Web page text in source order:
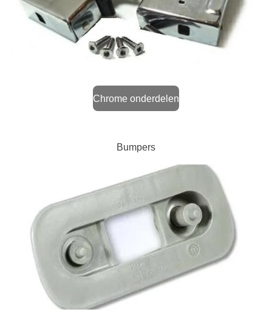
Chrome onderdelen
Bumpers